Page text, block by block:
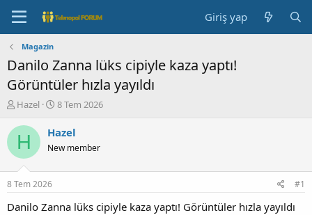
Giriş yap
Magazin
Danilo Zanna lüks cipiyle kaza yaptı!
Görüntüler hızla yayıldı
K
n
b
u
u
b
a
Hazel
B
ş
a
ç
8 Tem 2026
H Hazel
New member
8 Tem 2026 #1
Danilo Zanna lüks cipiyle kaza yaptı! Görüntüler hızla yayıldı